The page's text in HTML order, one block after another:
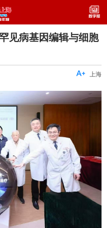
见病基因编辑与细胞
上海
